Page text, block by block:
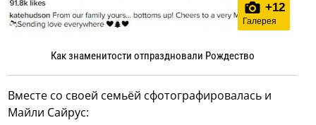
+12
Галерея
Как знаменитости отпраздновали Рождество
Вместе со своей семьёй сфотографировалась и
Майли Сайрус: